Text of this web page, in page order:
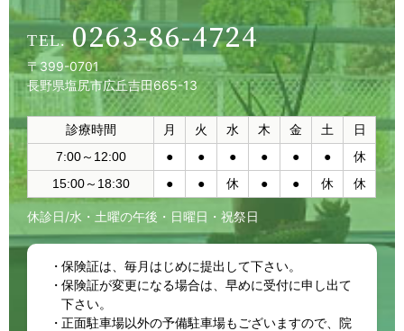
0263-86-4724
〒399-0701
長野県塩尻市広丘吉田665-13
診療時間 月 火 水 木 金 土
日
7:00～12:00
● ● ● ● ● ●
休
15:00～18:30
● ● 休 ● ● 休 休
休診日/水・土曜の午後・日曜日・祝祭日
保険証は、毎月はじめに提出して下さい。
保険証が変更になる場合は、早めに受付に申し出て
下さい。
正面駐車場以外の予備駐車場もございますので、院